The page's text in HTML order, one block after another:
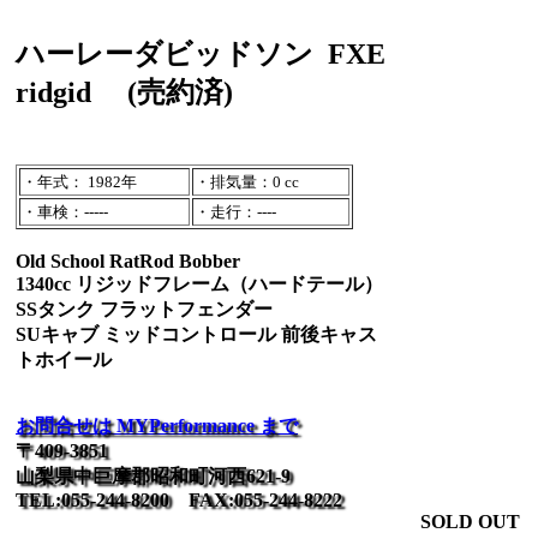
ハーレーダビッドソン FXE
ridgid
(売約済)
・年式： 1982年
・排気量：0 cc
・車検：-----
・走行：----
Old School RatRod Bobber
1340cc リジッドフレーム（ハードテール）
SSタンク フラットフェンダー
SUキャブ ミッドコントロール 前後キャス
トホイール
お問合せは MYPerformance まで
〒409-3851
山梨県中巨摩郡昭和町河西621-9
TEL:055-244-8200 FAX:055-244-8222
SOLD OUT